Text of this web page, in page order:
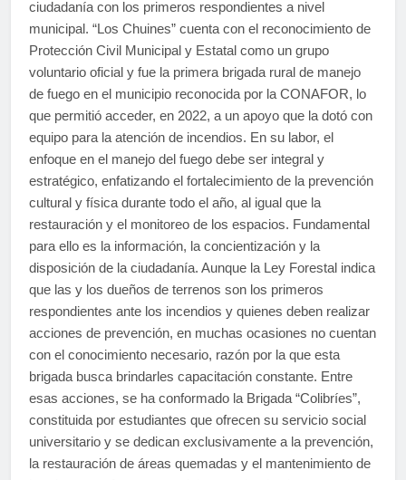
ciudadanía con los primeros respondientes a nivel
municipal. “Los Chuines” cuenta con el reconocimiento de
Protección Civil Municipal y Estatal como un grupo
voluntario oficial y fue la primera brigada rural de manejo
de fuego en el municipio reconocida por la CONAFOR, lo
que permitió acceder, en 2022, a un apoyo que la dotó con
equipo para la atención de incendios. En su labor, el
enfoque en el manejo del fuego debe ser integral y
estratégico, enfatizando el fortalecimiento de la prevención
cultural y física durante todo el año, al igual que la
restauración y el monitoreo de los espacios. Fundamental
para ello es la información, la concientización y la
disposición de la ciudadanía. Aunque la Ley Forestal indica
que las y los dueños de terrenos son los primeros
respondientes ante los incendios y quienes deben realizar
acciones de prevención, en muchas ocasiones no cuentan
con el conocimiento necesario, razón por la que esta
brigada busca brindarles capacitación constante. Entre
esas acciones, se ha conformado la Brigada “Colibríes”,
constituida por estudiantes que ofrecen su servicio social
universitario y se dedican exclusivamente a la prevención,
la restauración de áreas quemadas y el mantenimiento de